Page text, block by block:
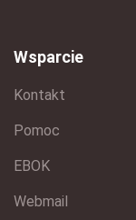
Wsparcie
Kontakt
Pomoc
EBOK
Webmail